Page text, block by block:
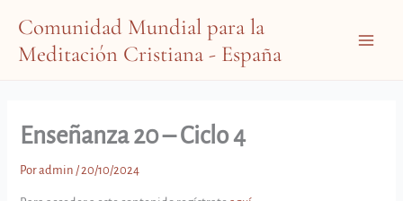
contenido
Comunidad Mundial para la
Meditación Cristiana - España
Enseñanza 20 – Ciclo 4
Poradmin /20/10/2024